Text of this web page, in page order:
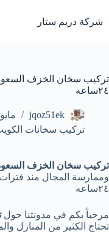
إلى
المحتوى
شركة دريم ستار
٢٤ساعه
jqoz51ek
مايو 8, 2023
تركيب سخانات
تركيب سخان الخزف
وممارسة المجال منذ
٢٤ساعه
مرحباً بكم في مدونتنا حول
تحتاج الكثير من المنازل